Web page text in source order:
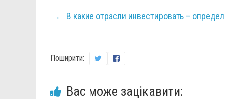
← В какие отрасли инвестировать –
Поширити:
Вас може зацікавити: